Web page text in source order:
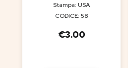
Stampa: USA
CODICE: 58
€3.00